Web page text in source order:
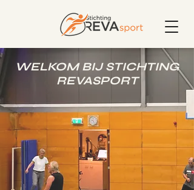
WELKOM BIJ STICHTING
REVASPORT